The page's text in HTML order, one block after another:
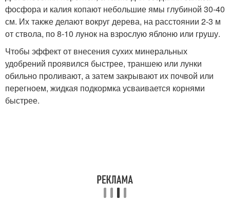
фосфора и калия копают небольшие ямы глубиной 30-40
см. Их также делают вокруг дерева, на расстоянии 2-3 м
от ствола, по 8-10 лунок на взрослую яблоню или грушу.
Чтобы эффект от внесения сухих минеральных
удобрений проявился быстрее, траншею или лунки
обильно проливают, а затем закрывают их почвой или
перегноем, жидкая подкормка усваивается корнями
быстрее.